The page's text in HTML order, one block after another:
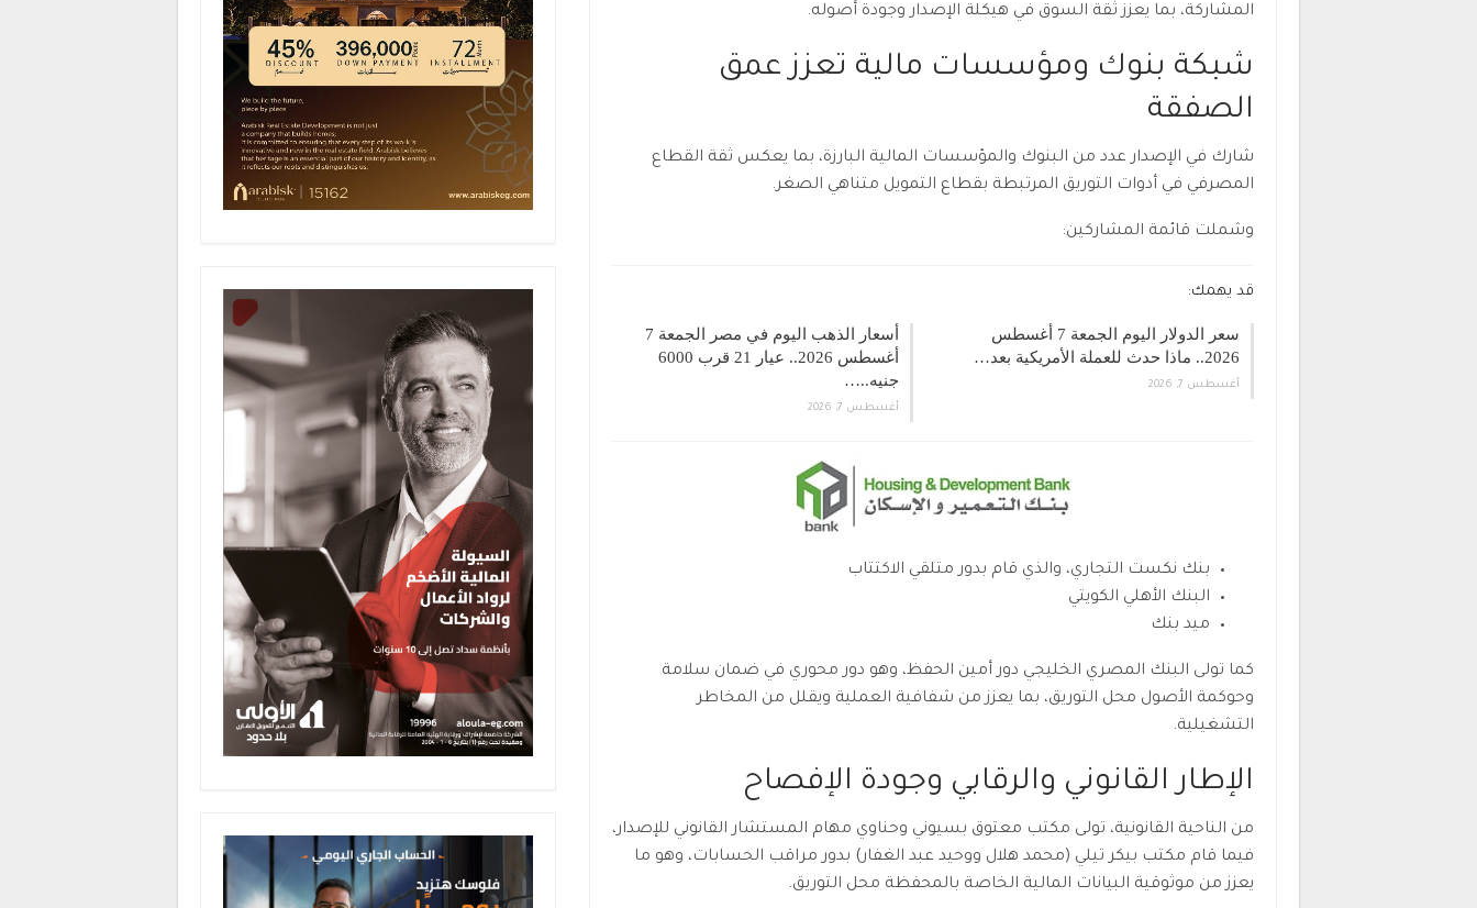
المشاركة، بما يعزز ثقة السوق في هيكلة الإصدار وجودة أصوله.
شبكة بنوك ومؤسسات مالية تعزز عمق
الصفقة
شارك في الإصدار عدد من البنوك والمؤسسات المالية البارزة، بما يعكس ثقة القطاع
المصرفي في أدوات التوريق المرتبطة بقطاع التمويل متناهي الصغر.
وشملت قائمة المشاركين:
قد يهمك:
سعر الدولار اليوم الجمعة 7 أغسطس
2026.. ماذا حدث للعملة الأمريكية بعد…
أغسطس 7, 2026
أسعار الذهب اليوم في مصر الجمعة 7
أغسطس 2026.. عيار 21 قرب 6000
جنيه..…
أغسطس 7, 2026
بنك نكست التجاري، والذي قام بدور متلقي الاكتتاب
البنك الأهلي الكويتي
ميد بنك
كما تولى البنك المصري الخليجي دور أمين الحفظ، وهو دور محوري في ضمان سلامة
وحوكمة الأصول محل التوريق، بما يعزز من شفافية العملية ويقلل من المخاطر
التشغيلية.
الإطار القانوني والرقابي وجودة الإفصاح
من الناحية القانونية، تولى مكتب معتوق بسيوني وحناوي مهام المستشار القانوني للإصدار،
فيما قام مكتب بيكر تيلي (محمد هلال ووحيد عبد الغفار) بدور مراقب الحسابات، وهو ما
يعزز من موثوقية البيانات المالية الخاصة بالمحفظة محل التوريق.